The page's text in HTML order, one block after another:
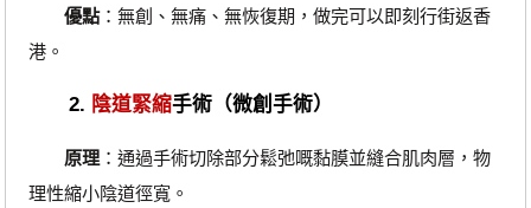
優點：無創、無痛、無恢復期，做完可以即刻行街返香
港。
2. 陰道緊縮手術（微創手術）
原理：通過手術切除部分鬆弛嘅黏膜並縫合肌肉層，物
理性縮小陰道徑寬。